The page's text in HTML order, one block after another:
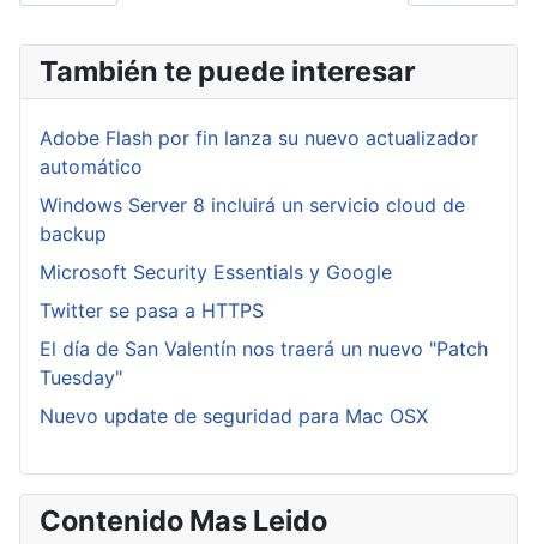
También te puede interesar
Adobe Flash por fin lanza su nuevo actualizador
automático
Windows Server 8 incluirá un servicio cloud de
backup
Microsoft Security Essentials y Google
Twitter se pasa a HTTPS
El día de San Valentín nos traerá un nuevo "Patch
Tuesday"
Nuevo update de seguridad para Mac OSX
Contenido Mas Leido